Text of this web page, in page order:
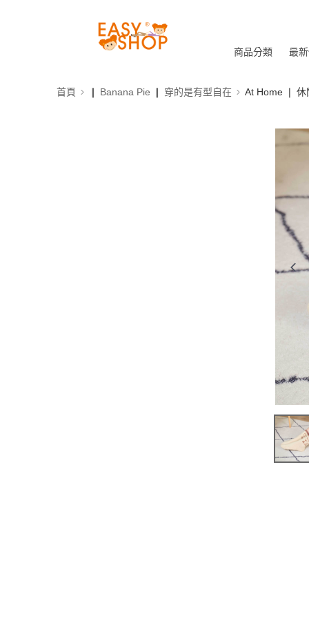
商品分類 最
首頁 ❙ Banana Pie ❙ 穿的是有型自在 At Home ❘ 休